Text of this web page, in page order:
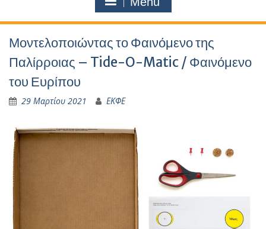
Μοντελοποιώντας το Φαινόμενο της
Παλίρροιας – Tide-O-Matic / Φαινόμενο
του Ευρίπου
29 Μαρτίου 2021 ΕΚΦΕ